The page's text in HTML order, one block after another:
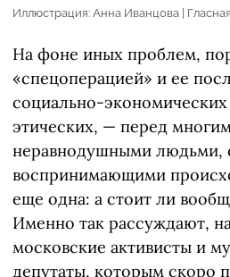
Иллюстрация: Анна Иванцова | Гласная
На фоне иных проблем,
«спецоперацией» и ее
социально-
этических, — перед
неравнодушными людьми,
воспринимающими
еще одна: а стоит ли
Именно так рассуждают,
московские активисты и
депутаты, которым скоро